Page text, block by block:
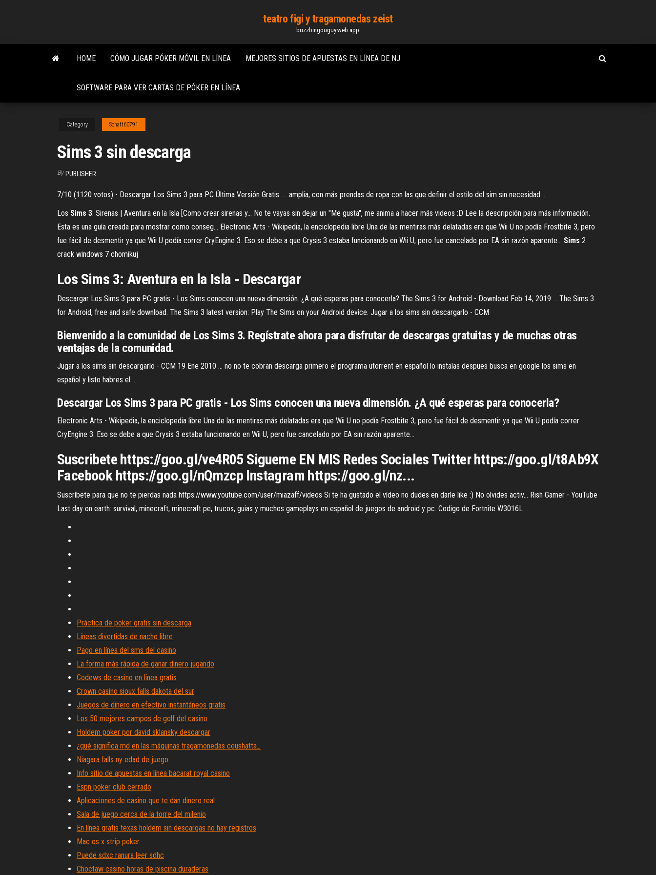
content
teatro figi y tragamonedas zeist
buzzbingouguy.web.app
HOME CÓMO JUGAR PÓKER MÓVIL EN LÍNEA MEJORES SITIOS DE APUESTAS EN LÍNEA DE NJ
SOFTWARE PARA VER CARTAS DE PÓKER EN LÍNEA
Category Schatt60791
Sims 3 sin descarga
By PUBLISHER
7/10 (1120 votos) - Descargar Los Sims 3 para PC Última Versión Gratis. ... amplia, con más prendas de ropa con las que definir el estilo del sim sin necesidad ...
Los Sims 3: Sirenas | Aventura en la Isla [Como crear sirenas y… No te vayas sin dejar un "Me gusta", me anima a hacer más videos :D Lee la descripción para más información.
Esta es una guía creada para mostrar como conseg... Electronic Arts - Wikipedia, la enciclopedia libre Una de las mentiras más delatadas era que Wii U no podía Frostbite 3, pero
fue fácil de desmentir ya que Wii U podía correr CryEngine 3. Eso se debe a que Crysis 3 estaba funcionando en Wii U, pero fue cancelado por EA sin razón aparente… Sims 2
crack windows 7 chomikuj
Los Sims 3: Aventura en la Isla - Descargar
Descargar Los Sims 3 para PC gratis - Los Sims conocen una nueva dimensión. ¿A qué esperas para conocerla? The Sims 3 for Android - Download Feb 14, 2019 ... The Sims 3
for Android, free and safe download. The Sims 3 latest version: Play The Sims on your Android device. Jugar a los sims sin descargarlo - CCM
Bienvenido a la comunidad de Los Sims 3. Regístrate ahora para disfrutar de descargas gratuitas y de muchas otras
ventajas de la comunidad.
Jugar a los sims sin descargarlo - CCM 19 Ene 2010 ... no no te cobran descarga primero el programa utorrent en español lo instalas despues busca en google los sims en
español y listo habres el ...
Descargar Los Sims 3 para PC gratis - Los Sims conocen una nueva dimensión. ¿A qué esperas para conocerla?
Electronic Arts - Wikipedia, la enciclopedia libre Una de las mentiras más delatadas era que Wii U no podía Frostbite 3, pero fue fácil de desmentir ya que Wii U podía correr
CryEngine 3. Eso se debe a que Crysis 3 estaba funcionando en Wii U, pero fue cancelado por EA sin razón aparente…
Suscribete https://goo.gl/ve4R05 Sigueme EN MIS Redes Sociales Twitter https://goo.gl/t8Ab9X
Facebook https://goo.gl/nQmzcp Instagram https://goo.gl/nz...
Suscríbete para que no te pierdas nada https://www.youtube.com/user/miazaff/videos Si te ha gustado el vídeo no dudes en darle like :) No olvides activ... Rish Gamer - YouTube
Last day on earth: survival, minecraft, minecraft pe, trucos, guias y muchos gameplays en español de juegos de android y pc. Codigo de Fortnite W3016L
Práctica de poker gratis sin descarga
Líneas divertidas de nacho libre
Pago en línea del sms del casino
La forma más rápida de ganar dinero jugando
Codews de casino en línea gratis
Crown casino sioux falls dakota del sur
Juegos de dinero en efectivo instantáneos gratis
Los 50 mejores campos de golf del casino
Holdem poker por david sklansky descargar
¿qué significa md en las máquinas tragamonedas coushatta_
Niagara falls ny edad de juego
Info sitio de apuestas en línea bacarat royal casino
Espn poker club cerrado
Aplicaciones de casino que te dan dinero real
Sala de juego cerca de la torre del milenio
En línea gratis texas holdem sin descargas no hay registros
Mac os x strip poker
Puede sdxc ranura leer sdhc
Choctaw casino horas de piscina duraderas